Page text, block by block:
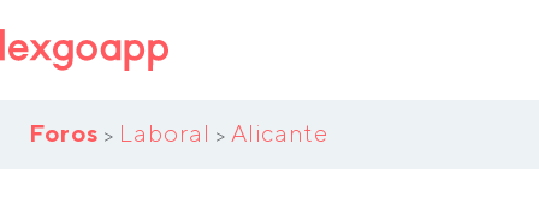
Foros > Laboral > Alicante